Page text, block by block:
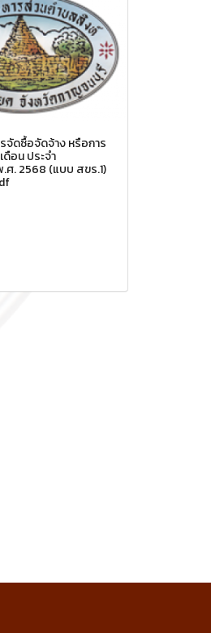
จัดซื้อจัดจ้าง หรือการ
อน ประจำ
ศ. 2568 (แบบ สขร.1)